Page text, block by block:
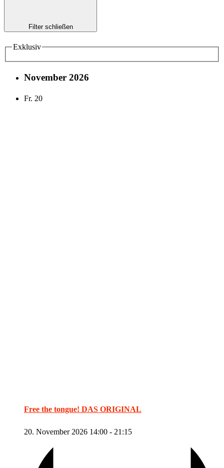
Filter schließen
Exklusiv
November 2026
Fr. 20
Free the tongue! DAS ORIGINAL
20. November 2026 14:00 - 21:15